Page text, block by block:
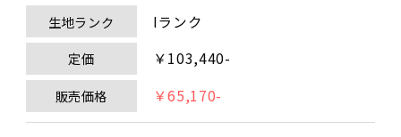
生地ランク Iランク
定価 ￥103,440-
販売価格 ￥65,170-